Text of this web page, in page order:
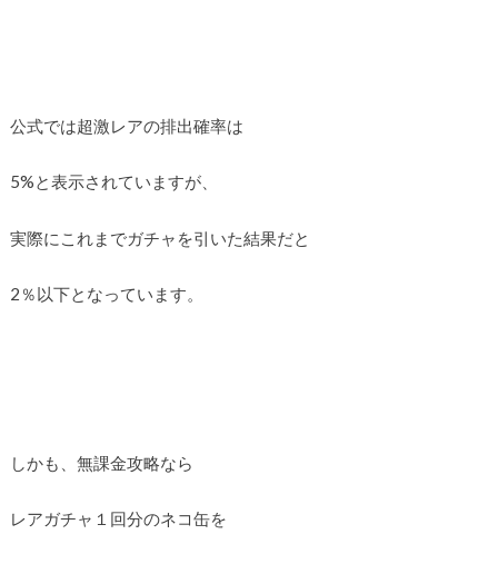
公式では超激レアの排出確率は
5%と表示されていますが、
実際にこれまでガチャを引いた結果だと
2％以下となっています。
しかも、無課金攻略なら
レアガチャ１回分のネコ缶を